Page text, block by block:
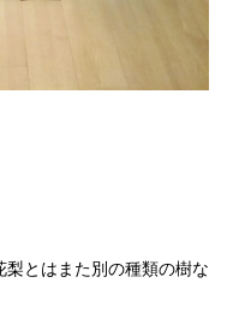
とはまた別の種類の樹な